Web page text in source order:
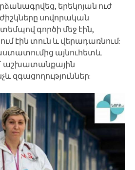
երեկոյան ուժ
սովորական
գործի մեջ էին,
էին տուն և վերադառնում:
այնուհետև
աշխատանքային
զգացողություններ: